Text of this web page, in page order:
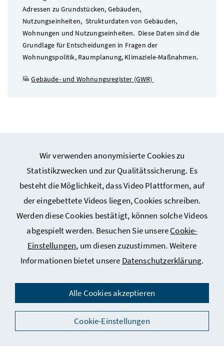
Wir verwenden anonymisierte Cookies zu
Statistikzwecken und zur Qualitätssicherung. Es
besteht die Möglichkeit, dass Video Plattformen, auf
der eingebettete Videos liegen, Cookies schreiben.
Werden diese Cookies bestätigt, können solche Videos
abgespielt werden. Besuchen Sie unsereCookie-
Einstellungen, um diesen zuzustimmen. Weitere
Informationen bietet unsere Datenschutzerklärung.
Alle Cookies akzeptieren
Cookie-Einstellungen
Adressen zu Grundstücken, Gebäuden,
Nutzungseinheiten, Strukturdaten von Gebäuden,
Wohnungen und Nutzungseinheiten. Diese Daten sind die
Grundlage für Entscheidungen in Fragen der
Wohnungspolitik, Raumplanung, Klimaziele-Maßnahmen.
Gebäude- und Wohnungsregister (GWR)
Webseiten Kunst und Kultur
Webseiten Sport
Service
Kontakt
Social Media